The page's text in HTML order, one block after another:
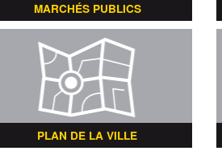
MARCHÉS PUBLICS
PLAN DE LA VILLE